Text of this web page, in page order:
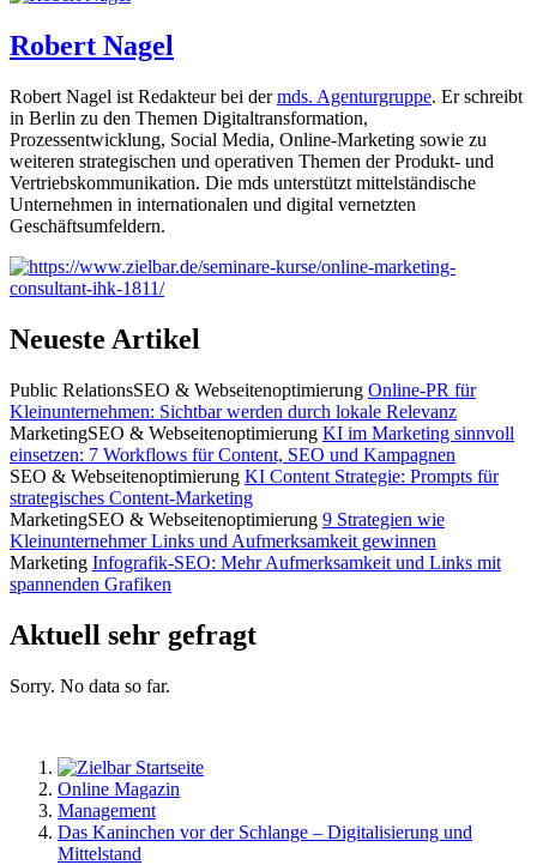
Robert Nagel
Robert Nagel ist Redakteur bei dermds. Agenturgruppe. Er schreibt
in Berlin zu den Themen Digitaltransformation,
Prozessentwicklung, Social Media, Online-Marketing sowie zu
weiteren strategischen und operativen Themen der Produkt- und
Vertriebskommunikation. Die mds unterstützt mittelständische
Unternehmen in internationalen und digital vernetzten
Geschäftsumfeldern.
Neueste Artikel
Public RelationsSEO & Webseitenoptimierung Online-PR für
Kleinunternehmen: Sichtbar werden durch lokale Relevanz
MarketingSEO & Webseitenoptimierung KI im Marketing sinnvoll
einsetzen: 7 Workflows für Content, SEO und Kampagnen
SEO & Webseitenoptimierung KI Content Strategie: Prompts für
strategisches Content-Marketing
MarketingSEO & Webseitenoptimierung 9 Strategien wie
Kleinunternehmer Links und Aufmerksamkeit gewinnen
Marketing Infografik-SEO: Mehr Aufmerksamkeit und Links mit
spannenden Grafiken
Aktuell sehr gefragt
Sorry. No data so far.
Online Magazin
Management
Das Kaninchen vor der Schlange – Digitalisierung und
Mittelstand